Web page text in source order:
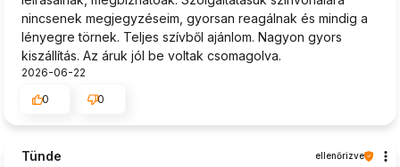
nincsenek megjegyzéseim, gyorsan reagálnak és mindig a
lényegre törnek. Teljes szívből ajánlom. Nagyon gyors
kiszállítás. Az áruk jól be voltak csomagolva.
2026-06-22
0
0
Tünde ellenőrizve